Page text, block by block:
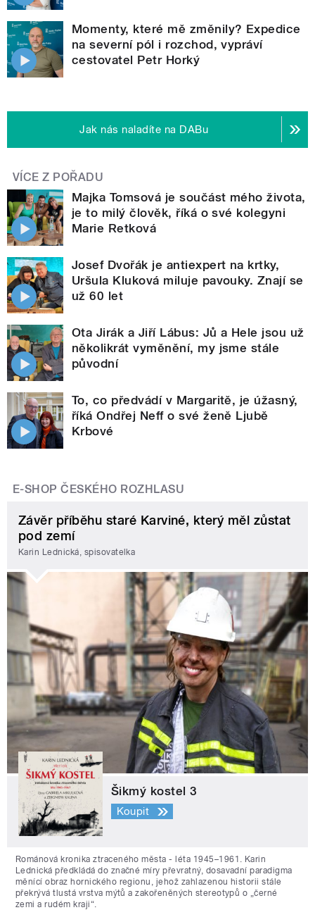
Momenty, které mě změnily? Expedice
na severní pól i rozchod, vypráví
cestovatel Petr Horký
Jak nás naladíte na DABu
VÍCE Z POŘADU
Majka Tomsová je součást mého života,
je to milý člověk, říká o své kolegyni
Marie Retková
Josef Dvořák je antiexpert na krtky,
Uršula Kluková miluje pavouky. Znají se
už 60 let
Ota Jirák a Jiří Lábus: Jů a Hele jsou už
několikrát vyměnění, my jsme stále
původní
To, co předvádí v Margaritě, je úžasný,
říká Ondřej Neff o své ženě Ljubě
Krbové
E-SHOP ČESKÉHO ROZHLASU
Závěr příběhu staré Karviné, který měl zůstat
pod zemí
Karin Lednická, spisovatelka
Šikmý kostel 3
Koupit
Románová kronika ztraceného města - léta 1945–1961. Karin
Lednická předkládá do značné míry převratný, dosavadní paradigma
měnící obraz hornického regionu, jehož zahlazenou historii stále
překrývá tlustá vrstva mýtů a zakořeněných stereotypů o „černé
zemi a rudém kraji“.